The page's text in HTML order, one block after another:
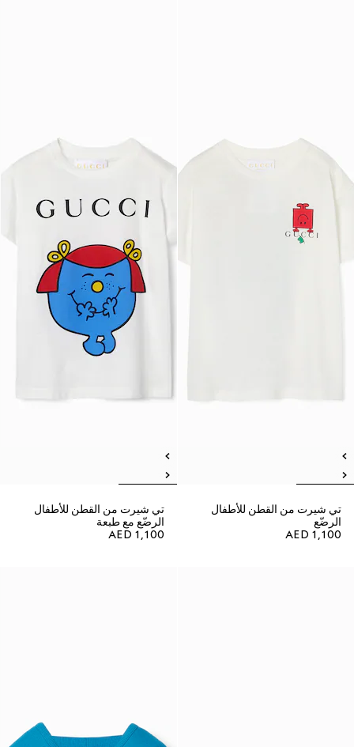
تي شيرت من القطن للأطفال
الرضّع
AED 1,100
تي شيرت من القطن للأطفال
الرضّع مع طبعة
AED 1,100